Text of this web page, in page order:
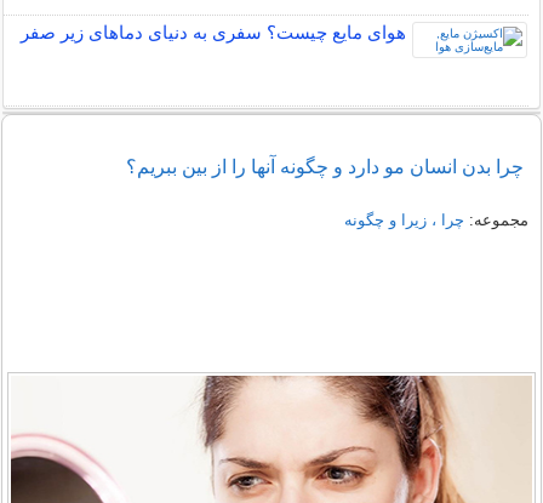
هوای مایع چیست؟ سفری به دنیای دماهای زیر صفر
چرا بدن انسان مو دارد و چگونه آنها را از بین ببریم؟
مجموعه: چرا ، زیرا و چگونه